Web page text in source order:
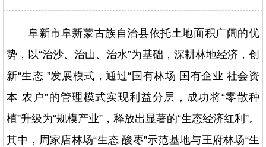
阜新市阜新蒙古族自治县依托土地面积广阔的优
势，以“治沙、治山、治水”为基础，深耕林地经济，创
新“生态 ”发展模式，通过“国有林场 国有企业 社会资
本 农户”的管理模式实现利益分层，成功将“零散种
植”升级为“规模产业”，释放出显著的“生态经济红利”。
其中，周家店林场“生态 酸枣”示范基地与王府林场“生